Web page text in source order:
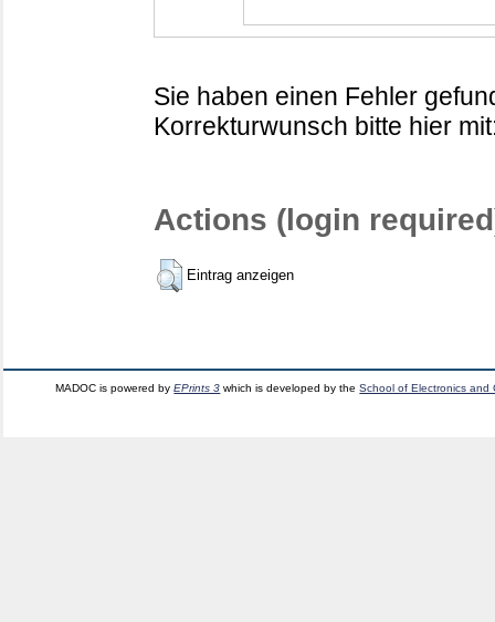
Sie haben einen Fehler
Korrekturwunsch bitte hier
Actions (login
Eintrag anzeigen
MADOC is powered byEPrints 3 which is developed by theSchool of Electronics and